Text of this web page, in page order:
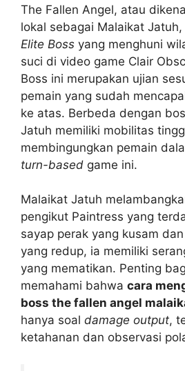
The Fallen Angel, atau
lokal sebagai Malaikat
Elite Boss yang menghuni
suci di video game Clair
Boss ini merupakan ujian
pemain yang sudah
ke atas. Berbeda dengan
Jatuh memiliki mobilitas
membingungkan pemain
turn-based game ini.
Malaikat Jatuh
pengikut Paintress yang
sayap perak yang kusam
yang redup, ia memiliki
yang mematikan. Penting
memahami bahwa cara
boss the fallen angel
hanya soal damage output,
ketahanan dan observasi